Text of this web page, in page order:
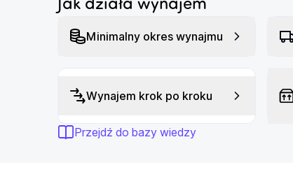
Matryca: CMOS
Bluetooth: tak
Stabilizacja obrazu: tak
Złącze: USB-C
Jak działa wynajem
Minimalny okres wynajmu
Wynajem krok po kroku
Przejdź do bazy wiedzy